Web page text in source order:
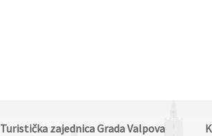
Turistička zajednica Grada Valpova